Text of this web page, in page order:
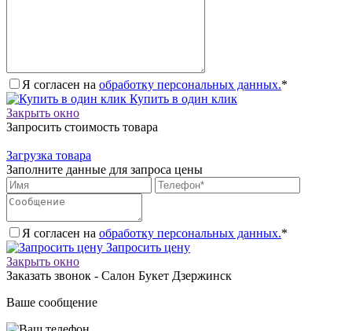
Я согласен на обработку персональных данных.*
Купить в один клик
Закрыть окно
Запросить стоимость товара
Загрузка товара
Заполните данные для запроса цены
Я согласен на обработку персональных данных.*
Запросить цену
Закрыть окно
Заказать звонок - Салон Букет Дзержинск
Ваше сообщение